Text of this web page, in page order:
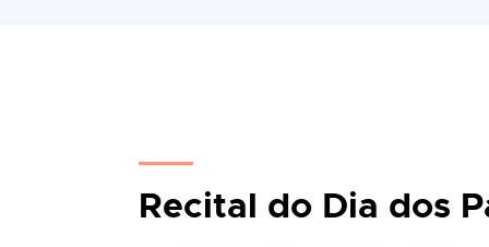
Recital do Dia dos